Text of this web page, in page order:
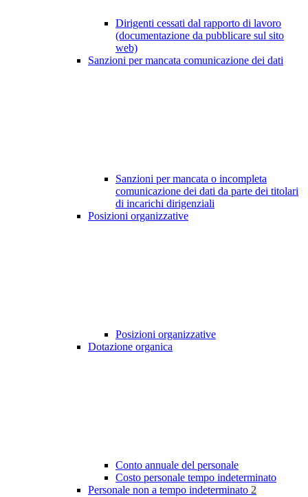
Dirigenti cessati dal rapporto di lavoro
(documentazione da pubblicare sul sito
web)
Sanzioni per mancata comunicazione dei dati
Sanzioni per mancata o incompleta
comunicazione dei dati da parte dei titolari
di incarichi dirigenziali
Posizioni organizzative
Posizioni organizzative
Dotazione organica
Conto annuale del personale
Costo personale tempo indeterminato
Personale non a tempo indeterminato 2